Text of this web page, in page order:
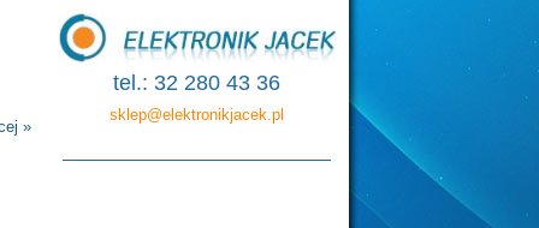
»
tel.: 32 280 43 36
sklep@elektronikjacek.pl